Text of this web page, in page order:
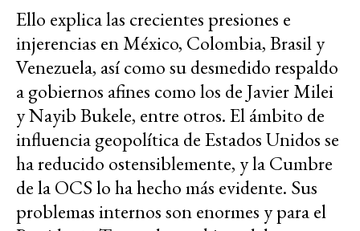
Ello explica las crecientes presiones e
injerencias en México, Colombia, Brasil y
Venezuela, así como su desmedido respaldo
a gobiernos afines como los de Javier Milei
y Nayib Bukele, entre otros. El ámbito de
influencia geopolítica de Estados Unidos se
ha reducido ostensiblemente, y la Cumbre
de la OCS lo ha hecho más evidente. Sus
problemas internos son enormes y para el